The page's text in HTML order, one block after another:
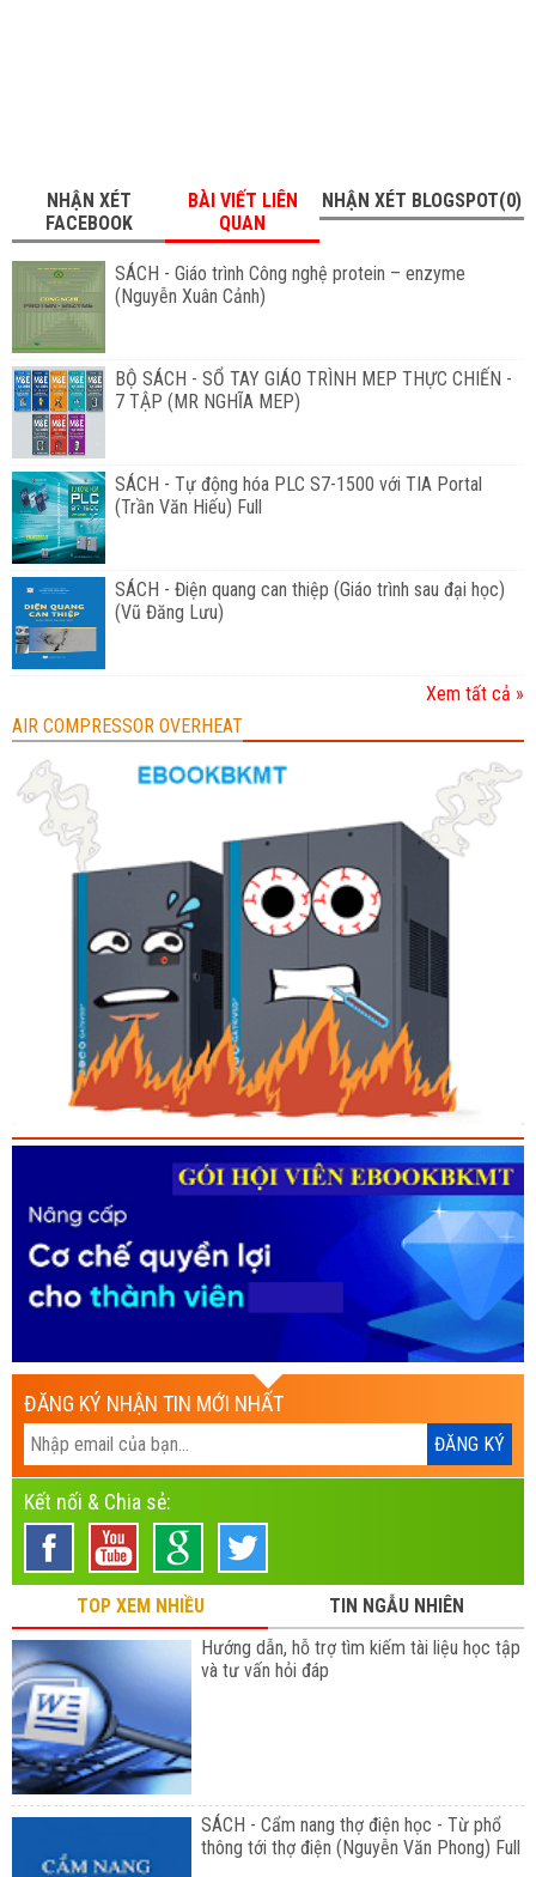
NHẬN XÉT
FACEBOOK
BÀI VIẾT LIÊN
QUAN
NHẬN XÉT BLOGSPOT(0)
SÁCH - Giáo trình Công nghệ protein – enzyme
(Nguyễn Xuân Cảnh)
BỘ SÁCH - SỔ TAY GIÁO TRÌNH MEP THỰC CHIẾN -
7 TẬP (MR NGHĨA MEP)
SÁCH - Tự động hóa PLC S7-1500 với TIA Portal
(Trần Văn Hiếu) Full
SÁCH - Điện quang can thiệp (Giáo trình sau đại học)
(Vũ Đăng Lưu)
Xem tất cả »
AIR COMPRESSOR OVERHEAT
ĐĂNG KÝ NHẬN TIN MỚI NHẤT
Kết nối & Chia sẻ:
TOP XEM NHIỀU
TIN NGẪU NHIÊN
Hướng dẫn, hỗ trợ tìm kiếm tài liệu học tập
và tư vấn hỏi đáp
SÁCH - Cẩm nang thợ điện học - Từ phổ
thông tới thợ điện (Nguyễn Văn Phong) Full